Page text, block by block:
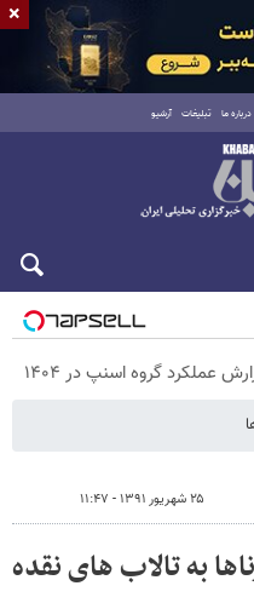
درباره ما تبلیغات آرشیو
عملکرد گروه اسنپ در ۱۴۰۴
۲۵ شهریور ۱۳۹۱ - ۱۱:۴۷
به تالاب های نقده
×